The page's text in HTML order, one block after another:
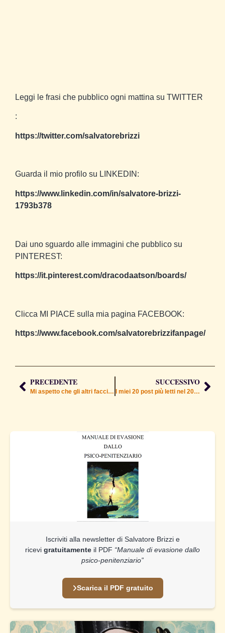
Iscriviti alla newsletter di Salvatore Brizzi e
ricevi gratuitamente il PDF “Manuale di evasione dallo
psico-penitenziario”
Scarica il PDF gratuito
Leggi le frasi che pubblico ogni mattina su TWITTER
:
https://twitter.com/salvatorebrizzi
Guarda il mio profilo su LINKEDIN:
https://www.linkedin.com/in/salvatore-brizzi-
1793b378
Dai uno sguardo alle immagini che pubblico su
PINTEREST:
https://it.pinterest.com/dracodaatson/boards/
Clicca MI PIACE sulla mia pagina FACEBOOK:
https://www.facebook.com/salvatorebrizzifanpage/
PRECEDENTE
Mi aspetto che gli altri facciano lo stesso
SUCCESSIVO
I miei 20 post più letti nel 2024